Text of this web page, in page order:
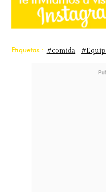
Etiquetas : #comida